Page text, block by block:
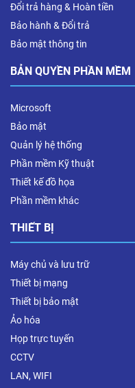
Đổi trả hàng & Hoàn tiền
Bảo hành & Đổi trả
Bảo mật thông tin
BẢN QUYỀN PHẦN MỀM
Microsoft
Bảo mật
Quản lý hệ thống
Phần mềm Kỹ thuật
Thiết kế đồ họa
Phần mềm khác
THIẾT BỊ
Máy chủ và lưu trữ
Thiết bị mạng
Thiết bị bảo mật
Ảo hóa
Họp trực tuyến
CCTV
LAN, WIFI